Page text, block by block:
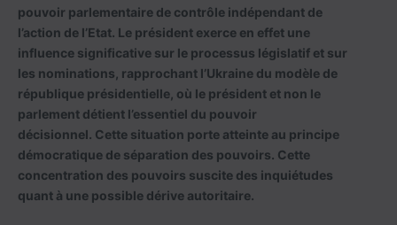
pouvoir parlementaire de contrôle indépendant de
l’action de l’Etat. Le président exerce en effet une
influence significative sur le processus législatif et sur
les nominations, rapprochant l’Ukraine du modèle de
république présidentielle, où le président et non le
parlement détient l’essentiel du pouvoir
décisionnel. Cette situation porte atteinte au principe
démocratique de séparation des pouvoirs. Cette
concentration des pouvoirs suscite des inquiétudes
quant à une possible dérive autoritaire.